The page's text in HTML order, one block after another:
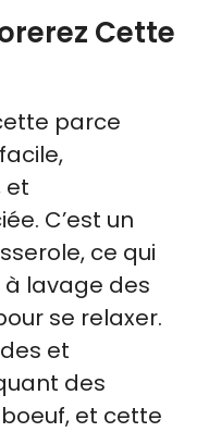
Cette
parce
et
C’est un
ce qui
lavage des
se relaxer.
et
des
et cette